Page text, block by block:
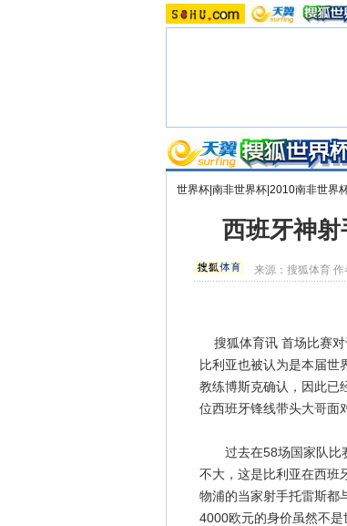
世界杯|南非世界杯|2010南非世界
西班牙神
来源：搜狐体育 作
搜狐体育讯 首场比赛对
比利亚也被认为是本届世
教练博斯克确认，因此已
位西班牙锋线带头大哥面
过去在58场国家队比赛
不大，这是比利亚在西班
物浦的当家射手托雷斯都
4000欧元的身价虽然不